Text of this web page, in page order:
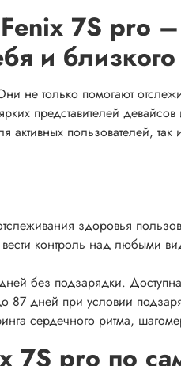
7S pro –
и
не только помогают
представителей девайсов
пользователей, так
здоровья
контроль над любыми
без подзарядки.
87 дней при условии
сердечного ритма,
7S pro по